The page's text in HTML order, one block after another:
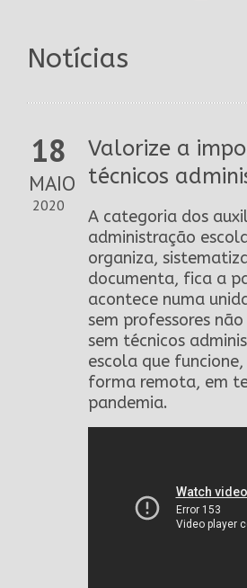
Notícias
18
MAIO
2020
Valorize a
técnicos
A categoria dos
administração
organiza,
documenta, fica a
acontece numa
sem professores
sem técnicos
escola que
forma remota, em
pandemia.